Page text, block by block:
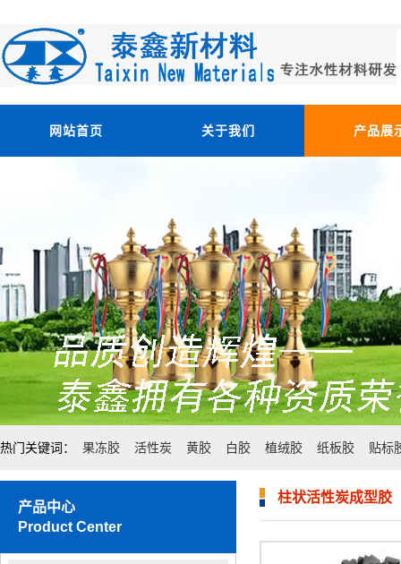
网站首页 关于我们 产品展
热门关键词： 果冻胶 活性炭 黄胶 白胶 植绒胶 纸板胶 贴标
产品中心
Product Center
柱状活性炭成型胶